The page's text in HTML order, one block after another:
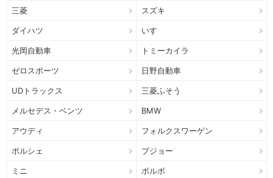
三菱 スズキ
ダイハツ いすゞ
光岡自動車 トミーカイラ
ゼロスポーツ 日野自動車
UDトラックス 三菱ふそう
メルセデス・ベンツ BMW
アウディ フォルクスワーゲン
ポルシェ プジョー
ミニ ボルボ